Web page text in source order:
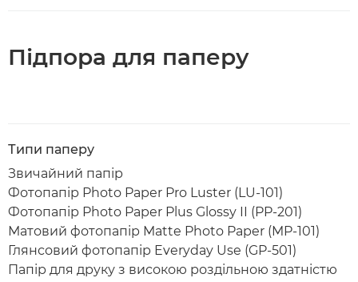
Підпора для паперу
Типи паперу
Звичайний папір
Фотопапір Photo Paper Pro Luster (LU-101)
Фотопапір Photo Paper Plus Glossy II (PP-201)
Матовий фотопапір Matte Photo Paper (MP-101)
Глянсовий фотопапір Everyday Use (GP-501)
Папір для друку з високою роздільною здатністю